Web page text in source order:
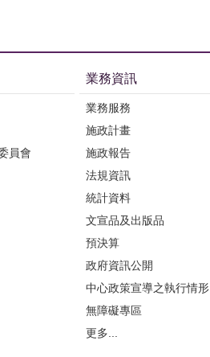
員會
業務資訊
業務服務
施政計畫
施政報告
法規資訊
統計資料
文宣品及出版品
預決算
政府資訊公開
中心政策宣導之執行情形
無障礙專區
更多...